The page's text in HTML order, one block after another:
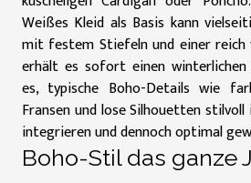
Weißes Kleid als Basis kann
mit festem Stiefeln und einer reich
erhält es sofort einen winterlichen
es, typische Boho-Details wie
Fransen und lose Silhouetten
integrieren und dennoch optimal
Boho-Stil das ganze